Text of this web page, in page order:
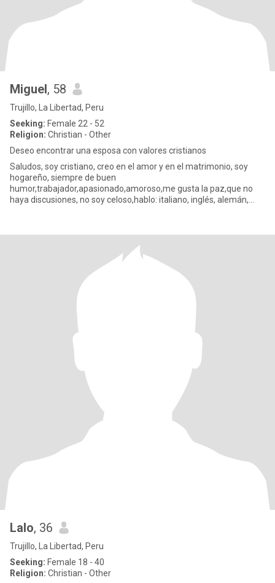
Miguel, 58
Trujillo, La Libertad, Peru
Seeking: Female 22 - 52
Religion: Christian - Other
Deseo encontrar una esposa con valores cristianos
Saludos, soy cristiano, creo en el amor y en el matrimonio, soy
hogareño, siempre de buen
humor,trabajador,apasionado,amoroso,me gusta la paz,que no
haya discusiones, no soy celoso,hablo: italiano, inglés, alemán,
Lalo, 36
Trujillo, La Libertad, Peru
Seeking: Female 18 - 40
Religion: Christian - Other